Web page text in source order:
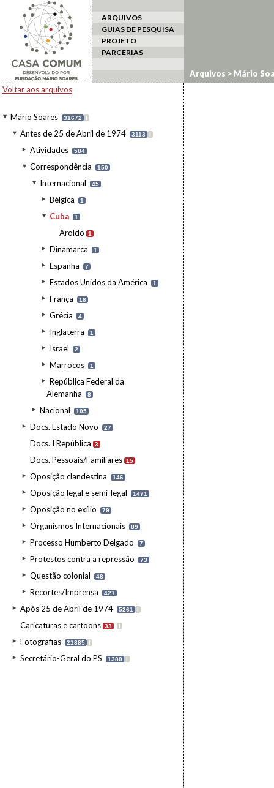
ARQUIVOS
GUIAS DE PESQUISA
PROJETO
PARCERIAS
Voltar aos arquivos
Mário Soares 31672 I
Antes de 25 de Abril de 1974 3113 I
Atividades 584
Correspondência 150
Internacional 45
Bélgica 1
Cuba 1
Aroldo 1
Dinamarca 1
Espanha 7
Estados Unidos da América 1
França 18
Grécia 4
Inglaterra 1
Israel 2
Marrocos 1
República Federal da
Alemanha
8
Nacional 105
Docs. Estado Novo 27
Docs. I República 3
Docs. Pessoais/Familiares 15
Oposição clandestina 146
Oposição legal e semi-legal 1471
Oposição no exílio 79
Organismos Internacionais 89
Processo Humberto Delgado 7
Protestos contra a repressão 73
Questão colonial 48
Recortes/Imprensa 421
Após 25 de Abril de 1974 5261 I
Caricaturas e cartoons 33 I
Fotografias 21885 I
Secretário-Geral do PS 1380 I
Arquivos > Mário